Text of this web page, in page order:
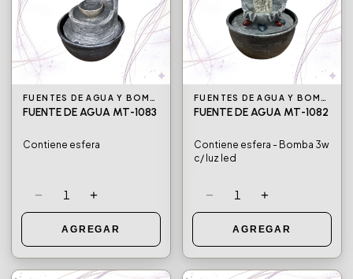
FUENTES DE AGUA Y BOMBAS DE AGUA
FUENTE DE AGUA MT-1083
Contiene esfera
− 1 +
AGREGAR
FUENTES DE AGUA Y BOMBAS DE AGUA
FUENTE DE AGUA MT-1082
Contiene esfera - Bomba 3w
c/ luz led
− 1 +
AGREGAR